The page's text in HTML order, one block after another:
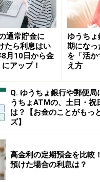
行インターネット
」
のハイブリッドで使い
ーネット専用の「パワ
すれば、通常の普通預金
りお金を育てることがで
％（2026年6月時点・
3年
30万円以上（1円単位）
日本国在住の個人
通常貯金に
たら利息はい
月10日から金
アップ！
ゆうち
期になっ
を「活
え方
Q. ゆうちょ銀行や郵便
うちょATMの、土日・祝
は？【お金のことがもっ
ズ】
高金利の定期預金を比較
預けた場合の利息は？